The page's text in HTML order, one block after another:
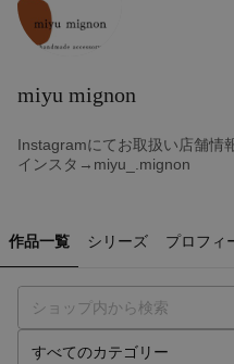
miyu mignon
Instagramにてお取扱い店舗情
インスタ→miyu_.mignon
作品一覧 シリーズ プロフィ